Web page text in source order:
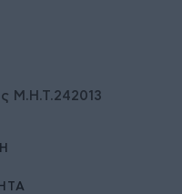
Μ.Η.Τ.242013